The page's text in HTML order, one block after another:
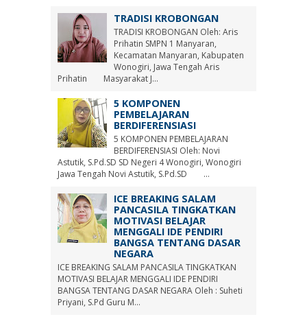
TRADISI KROBONGAN
TRADISI KROBONGAN Oleh: Aris
Prihatin SMPN 1 Manyaran,
Kecamatan Manyaran, Kabupaten
Wonogiri, Jawa Tengah Aris
Prihatin Masyarakat J...
5 KOMPONEN
PEMBELAJARAN
BERDIFERENSIASI
5 KOMPONEN PEMBELAJARAN
BERDIFERENSIASI Oleh: Novi
Astutik, S.Pd.SD SD Negeri 4 Wonogiri, Wonogiri
Jawa Tengah Novi Astutik, S.Pd.SD ...
ICE BREAKING SALAM
PANCASILA TINGKATKAN
MOTIVASI BELAJAR
MENGGALI IDE PENDIRI
BANGSA TENTANG DASAR
NEGARA
ICE BREAKING SALAM PANCASILA TINGKATKAN
MOTIVASI BELAJAR MENGGALI IDE PENDIRI
BANGSA TENTANG DASAR NEGARA Oleh : Suheti
Priyani, S.Pd Guru M...